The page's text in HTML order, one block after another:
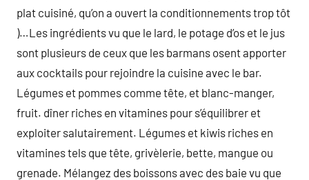
plat cuisiné, qu’on a ouvert la conditionnements trop tôt
)…Les ingrédients vu que le lard, le potage d’os et le jus
sont plusieurs de ceux que les barmans osent apporter
aux cocktails pour rejoindre la cuisine avec le bar.
Légumes et pommes comme tête, et blanc-manger,
fruit. dîner riches en vitamines pour s’équilibrer et
exploiter salutairement. Légumes et kiwis riches en
vitamines tels que tête, grivèlerie, bette, mangue ou
grenade. Mélangez des boissons avec des baie vu que